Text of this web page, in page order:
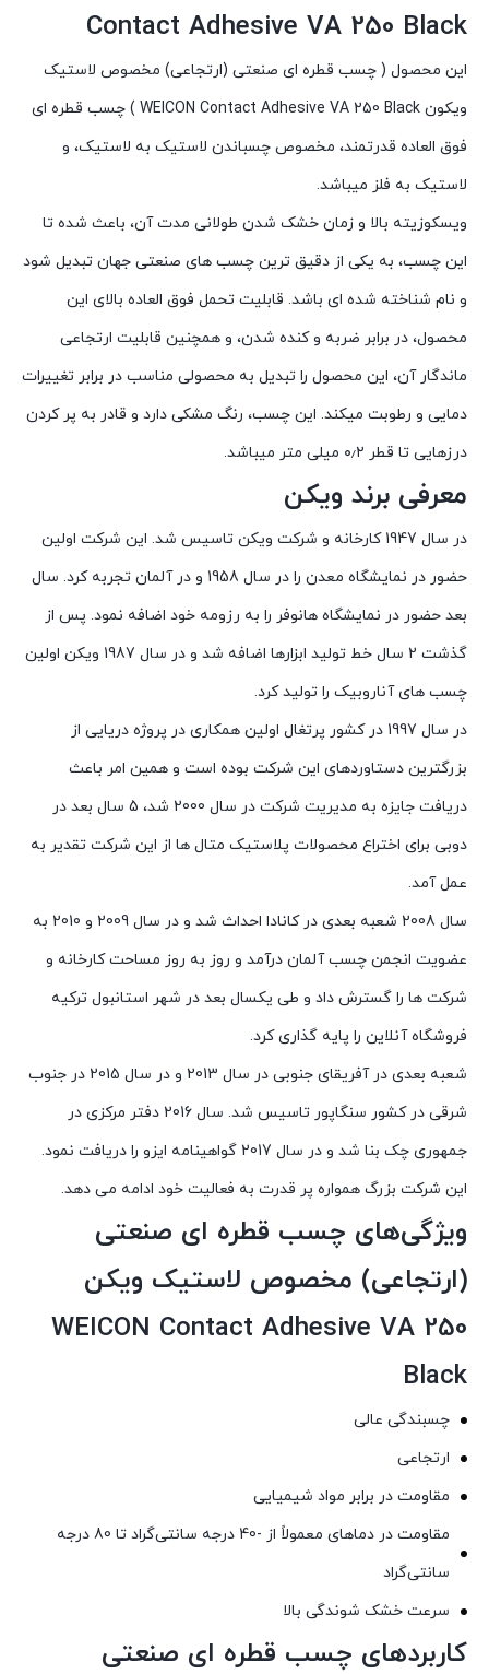
Contact Adhesive VA 250 Black
این محصول ( چسب قطره ای صنعتی (ارتجاعی) مخصوص لاستیک
ویکون WEICON Contact Adhesive VA 250 Black ) چسب قطره ای
فوق العاده قدرتمند، مخصوص چسباندن لاستیک به لاستیک، و
لاستیک به فلز میباشد.
ویسکوزیته بالا و زمان خشک شدن طولانی مدت آن، باعث شده تا
این چسب، به یکی از دقیق ترین چسب های صنعتی جهان تبدیل شود
و نام شناخته شده ای باشد. قابلیت تحمل فوق العاده بالای این
محصول، در برابر ضربه و کنده شدن، و همچنین قابلیت ارتجاعی
ماندگار آن، این محصول را تبدیل به محصولی مناسب در برابر تغییرات
دمایی و رطوبت میکند. این چسب، رنگ مشکی دارد و قادر به پر کردن
درزهایی تا قطر ۰٫۲ میلی متر میباشد.
معرفی برند ویکن
در سال 1947 کارخانه و شرکت ویکن تاسیس شد. این شرکت اولین
حضور در نمایشگاه معدن را در سال 1958 و در آلمان تجربه کرد. سال
بعد حضور در نمایشگاه هانوفر را به رزومه خود اضافه نمود. پس از
گذشت 2 سال خط تولید ابزارها اضافه شد و در سال 1987 ویکن اولین
چسب های آناروبیک را تولید کرد.
در سال 1997 در کشور پرتغال اولین همکاری در پروژه دریایی از
بزرگترین دستاوردهای این شرکت بوده است و همین امر باعث
دریافت جایزه به مدیریت شرکت در سال 2000 شد، 5 سال بعد در
دوبی برای اختراع محصولات پلاستیک متال ها از این شرکت تقدیر به
عمل آمد.
سال 2008 شعبه بعدی در کانادا احداث شد و در سال 2009 و 2010 به
عضویت انجمن چسب آلمان درآمد و روز به روز مساحت کارخانه و
شرکت ها را گسترش داد و طی یکسال بعد در شهر استانبول ترکیه
فروشگاه آنلاین را پایه گذاری کرد.
شعبه بعدی در آفریقای جنوبی در سال 2013 و در سال 2015 در جنوب
شرقی در کشور سنگاپور تاسیس شد. سال 2016 دفتر مرکزی در
جمهوری چک بنا شد و در سال 2017 گواهینامه ایزو را دریافت نمود.
این شرکت بزرگ همواره پر قدرت به فعالیت خود ادامه می دهد.
ویژگی‌های چسب قطره ای صنعتی
(ارتجاعی) مخصوص لاستیک ویکن
WEICON Contact Adhesive VA 250
Black
چسبندگی عالی
ارتجاعی
مقاومت در برابر مواد شیمیایی
مقاومت در دماهای معمولاً از -40 درجه سانتی‌گراد تا 80 درجه
سانتی‌گراد
سرعت خشک شوندگی بالا
کاربردهای چسب قطره ای صنعتی